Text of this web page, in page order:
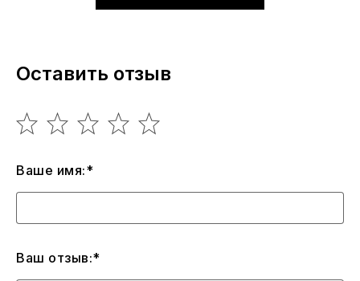
Оставить отзыв
Ваше имя:*
Ваш отзыв:*